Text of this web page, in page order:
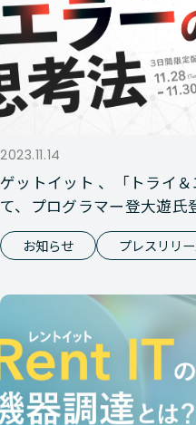
2023.11.14
ゲットイット 、「トライ
て、プログラマー登大遊氏
お知らせ プレスリリ